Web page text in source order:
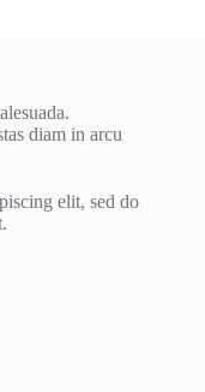
diam in arcu
elit, sed do